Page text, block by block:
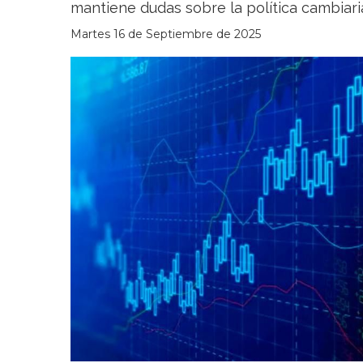
mantiene dudas sobre la política
Martes 16 de Septiembre de 2025